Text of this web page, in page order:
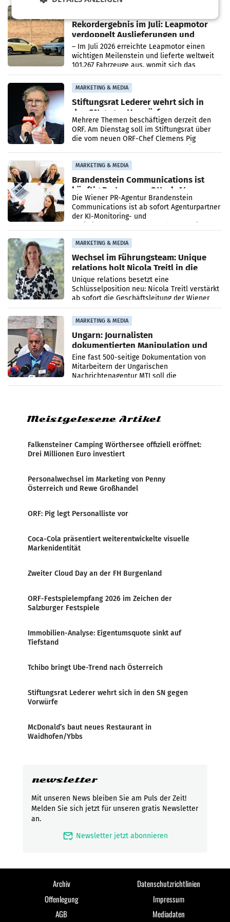
Rekordergebnis im Juli: Leapmotor
verdoppelt Auslieferungen und
überschreitet die 100.000er-Marke
– Im Juli 2026 erreichte Leapmotor einen
wichtigen Meilenstein und lieferte weltweit
101.267 Fahrzeuge aus, womit sich das
Ergebnis gegenüber Juli 2025 mehr als
verdoppelte (+102
MARKETING & MEDIA
Stiftungsrat Lederer wehrt sich in
den SN gegen Vorwürfe
Mehrere Themen beschäftigen derzeit den
ORF. Am Dienstag soll im Stiftungsrat über
die vom neuen ORF-Chef Clemens Pig
MARKETING & MEDIA
Brandenstein Communications ist
künftig Partner von OtterlyAI
Die Wiener PR-Agentur Brandenstein
Communications ist ab sofort Agenturpartner
der KI-Monitoring- und
MARKETING & MEDIA
Wechsel im Führungsteam: Unique
relations holt Nicola Treitl in die
Geschäftsleitung
Unique relations besetzt eine
Schlüsselposition neu: Nicola Treitl verstärkt
ab sofort die Geschäftsleitung der Wiener
PR-Agentur an der Seite von Josef Kalina und
Anna Kalina-Mahr.
MARKETING & MEDIA
Ungarn: Journalisten
dokumentierten Manipulation und
Zensur
Eine fast 500-seitige Dokumentation von
Mitarbeitern der Ungarischen
Nachrichtenagentur MTI soll die
systematische Nachrichten-Manipulation und
Meistgelesene Artikel
Falkensteiner Camping Wörthersee offiziell eröffnet:
Drei Millionen Euro investiert
Personalwechsel im Marketing von Penny
Österreich und Rewe Großhandel
ORF: Pig legt Personalliste vor
Coca-Cola präsentiert weiterentwickelte visuelle
Markenidentität
Zweiter Cloud Day an der FH Burgenland
ORF-Festspielempfang 2026 im Zeichen der
Salzburger Festspiele
Immobilien-Analyse: Eigentumsquote sinkt auf
Tiefstand
Tchibo bringt Ube-Trend nach Österreich
Stiftungsrat Lederer wehrt sich in den SN gegen
Vorwürfe
McDonald’s baut neues Restaurant in
Waidhofen/Ybbs
newsletter
Mit unseren News bleiben Sie am Puls der Zeit!
Melden Sie sich jetzt für unseren gratis Newsletter
an.
mark_email_read Newsletter jetzt abonnieren
Archiv
Datenschutzrichtlinien
Offenlegung
Impressum
AGB
Mediadaten